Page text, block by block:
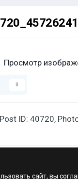
Просмотр
0
ID: 40720,
сайт, вы